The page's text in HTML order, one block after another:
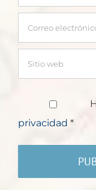
privacidad *